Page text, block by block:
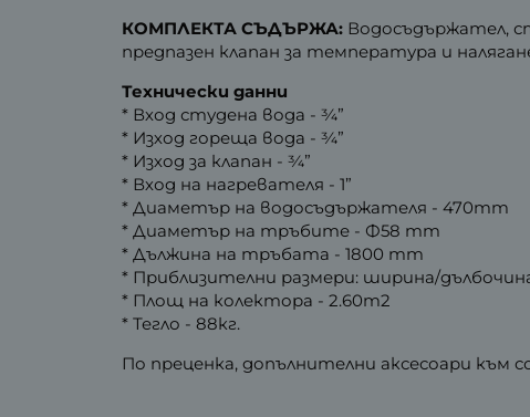
КОМПЛЕКТА СЪДЪРЖА: Водосъдържател,
предпазен клапан за температура и
Технически данни
* Вход студена вода - ¾”
* Изход гореща вода - ¾”
* Изход за клапан - ¾”
* Вход на нагревателя - 1”
* Диаметър на водосъдържателя - 470mm
* Диаметър на тръбите - Ф58 mm
* Дължина на тръбата - 1800 mm
* Приблизителни размери: ширина/
* Площ на колектора - 2.60m2
* Тегло - 88кг.
По преценка, допълнителни аксесоари към